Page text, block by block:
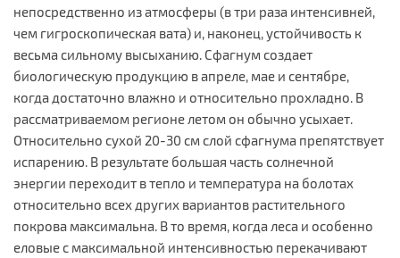
непосредственно из атмосферы (в три раза интенсивней,
чем гигроскопическая вата) и, наконец, устойчивость к
весьма сильному высыханию. Сфагнум создает
биологическую продукцию в апреле, мае и сентябре,
когда достаточно влажно и относительно прохладно. В
рассматриваемом регионе летом он обычно усыхает.
Относительно сухой 20-30 см слой сфагнума препятствует
испарению. В результате большая часть солнечной
энергии переходит в тепло и температура на болотах
относительно всех других вариантов растительного
покрова максимальна. В то время, когда леса и особенно
еловые с максимальной интенсивностью перекачивают